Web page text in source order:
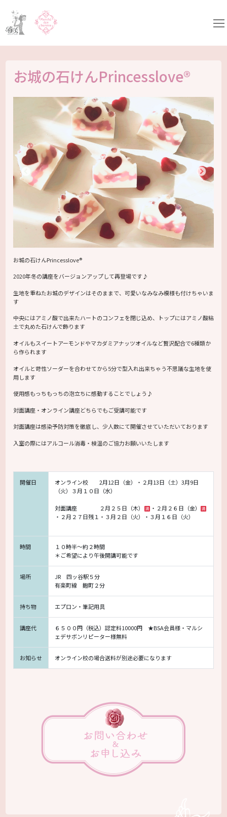
へ
お城の石けんPrincesslove®
お城の石けんPrincesslove®
2020年冬の講座をバージョンアップして再登場です♪
生地を重ねたお城のデザインはそのままで、可愛いなみなみ模様も付けちゃいま
す
中央にはアミノ酸で出来たハートのコンフェを閉じ込め、トップにはアミノ酸粘
土で丸めた石けんで飾ります
オイルもスイートアーモンドやマカダミアナッツオイルなど贅沢配合で6種類か
ら作られます
オイルと苛性ソーダーを合わせてから5分で型入れ出来ちゃう不思議な生地を使
用します
使用感もっちもっちの泡立ちに感動することでしょう♪
対面講座・オンライン講座どちらでもご受講可能です
対面講座は感染予防対策を徹底し、少人数にて開催させていただいております
入室の際にはアルコール消毒・検温のご協力お願いいたします
開催日
オンライン校 2月12日（金）・２月13日（土）3月9日
（火）３月１０日（水）
対面講座 ２月２５日（木）
・２月２６日（金）
・２月２７日残１・３月２日（火）・３月１６日（火）
時間
１０時半～約２時間
＊ご希望により午後開講可能です
場所
JR 四ッ谷駅５分
有楽町線 麹町２分
持ち物 エプロン・筆記用具
講座代
６５００円（税込）認定料10000円 ★BSA会員様・マルシ
ェデサボンリピーター様無料
お知らせ オンライン校の場合送料が別途必要になります